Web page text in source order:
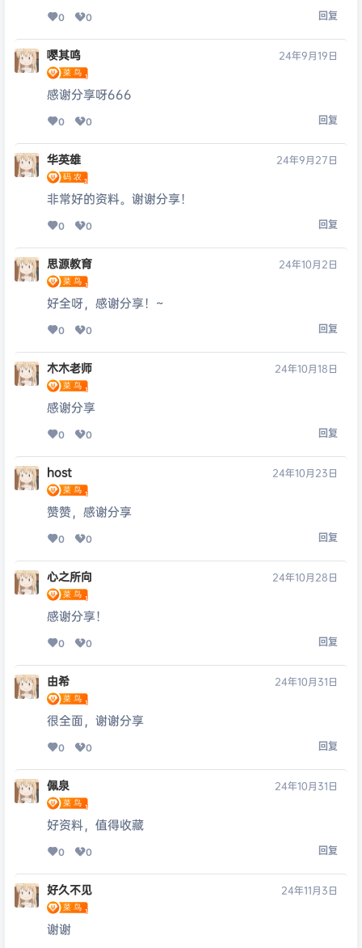
0 0 回复
嘤其鸣 24年9月19日
感谢分享呀666
0 0 回复
华英雄 24年9月27日
非常好的资料。谢谢分享！
0 0 回复
思源教育 24年10月2日
好全呀，感谢分享！~
0 0 回复
木木老师 24年10月18日
感谢分享
0 0 回复
host 24年10月23日
赞赞，感谢分享
0 0 回复
心之所向 24年10月28日
感谢分享！
0 0 回复
由希 24年10月31日
很全面，谢谢分享
0 0 回复
佩泉 24年10月31日
好资料，值得收藏
0 0 回复
好久不见 24年11月3日
谢谢